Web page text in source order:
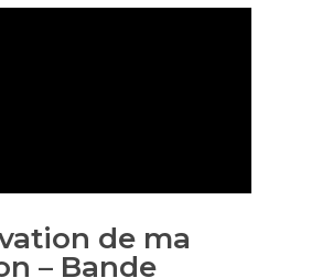
de ma
– Bande